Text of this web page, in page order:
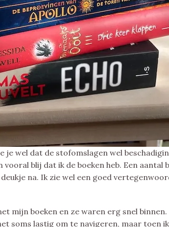
je wel dat de stofomslagen wel
blij dat ik de boeken heb. Een aantal
na. Ik zie wel een goed
mijn boeken en ze waren erg snel binnen.
soms lastig om te navigeren, maar toen